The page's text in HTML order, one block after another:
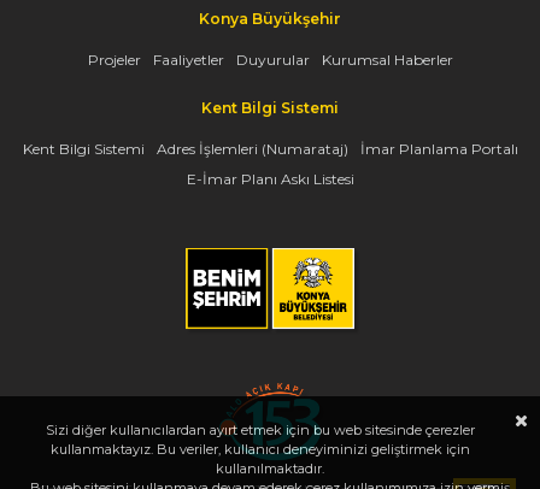
Konya Büyükşehir
Projeler Faaliyetler Duyurular Kurumsal Haberler
Kent Bilgi Sistemi
Kent Bilgi Sistemi Adres İşlemleri (Numarataj)
İmar Planlama Portalı
E-İmar Planı Askı Listesi
Sizi diğer kullanıcılardan ayırt etmek için bu web sitesinde çerezler
kullanmaktayız. Bu veriler, kullanıcı deneyiminizi geliştirmek için
kullanılmaktadır.